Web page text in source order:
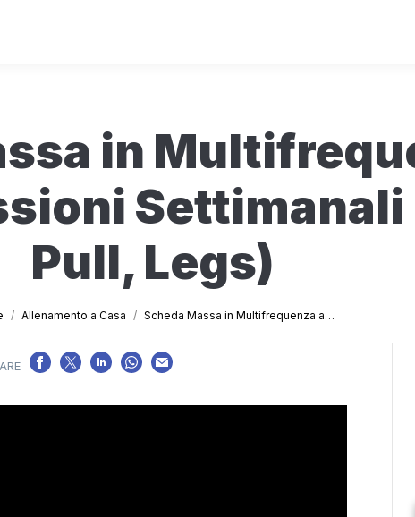
in
Settimanali
Pull, Legs)
qui:
Allenamento a Casa Scheda Massa in Multifrequenza a…